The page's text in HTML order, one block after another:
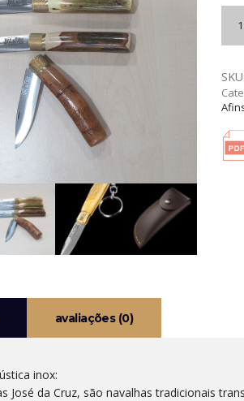
DA
SKU:
avaliações (0)
inox:
José da Cruz, são navalhas tradicionais